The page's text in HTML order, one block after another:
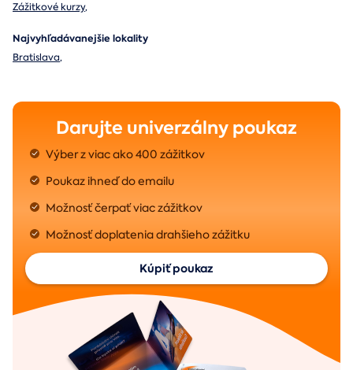
Zážitkové kurzy,
Najvyhľadávanejšie lokality
Bratislava,
Darujte univerzálny poukaz
Výber z viac ako 400 zážitkov
Poukaz ihneď do emailu
Možnosť čerpať viac zážitkov
Možnosť doplatenia drahšieho zážitku
Kúpiť poukaz